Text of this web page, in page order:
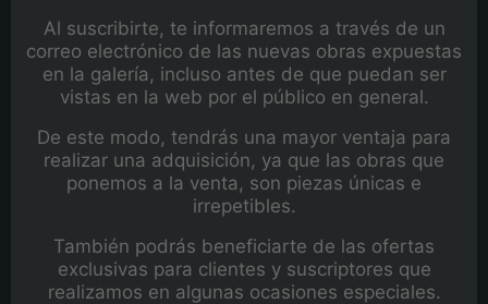
Al suscribirte, te informaremos a través de un
correo electrónico de las nuevas obras expuestas
en la galería, incluso antes de que puedan ser
vistas en la web por el público en general.
De este modo, tendrás una mayor ventaja para
realizar una adquisición, ya que las obras que
ponemos a la venta, son piezas únicas e
irrepetibles.
También podrás beneficiarte de las ofertas
exclusivas para clientes y suscriptores que
realizamos en algunas ocasiones especiales.